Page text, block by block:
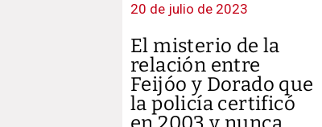
20 de julio de 2023
El misterio de la
relación entre
Feijóo y Dorado que
la policía certificó